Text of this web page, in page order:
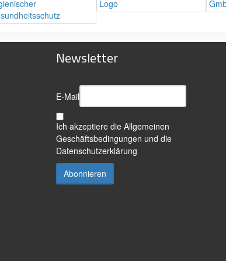
Newsletter
E-Mail
Ich akzeptiere die Allgemeinen
Geschäftsbedingungen und die
Datenschutzerklärung